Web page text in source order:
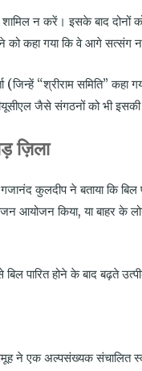
शामिल न करें। इसके बाद
को कहा गया कि वे आगे सत्संग
(जिन्हें “श्रीराम समिति”
जैसे संगठनों को भी इसकी
ज़िला
कुलदीप ने बताया कि
आयोजन किया,या बाहर के
पारित होने के बाद बढ़ते
ने एक अल्पसंख्यक संचालित